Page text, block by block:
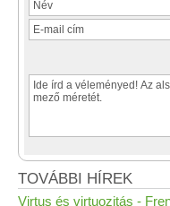
TOVÁBBI HÍREK
Virtus és virtuozitás -